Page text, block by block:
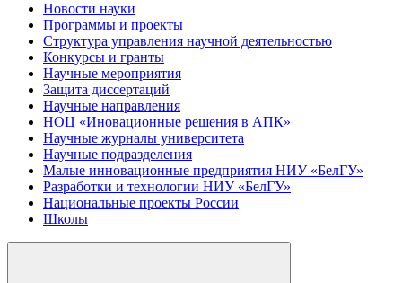
Новости науки
Программы и проекты
Структура управления научной деятельностью
Конкурсы и гранты
Научные мероприятия
Защита диссертаций
Научные направления
НОЦ «Иновационные решения в АПК»
Научные журналы университета
Научные подразделения
Малые инновационные предприятия НИУ «БелГУ»
Разработки и технологии НИУ «БелГУ»
Национальные проекты России
Школы